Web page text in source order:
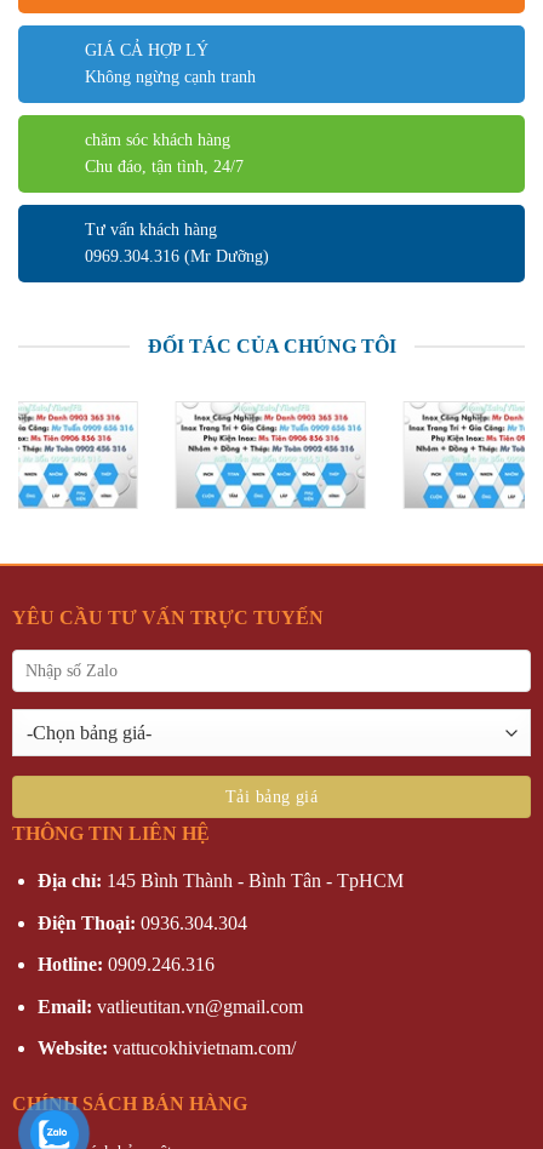
GIÁ CẢ HỢP LÝ
Không ngừng cạnh tranh
chăm sóc khách hàng
Chu đáo, tận tình, 24/7
Tư vấn khách hàng
0969.304.316 (Mr Dưỡng)
ĐỐI TÁC CỦA CHÚNG TÔI
YÊU CẦU TƯ VẤN TRỰC TUYẾN
THÔNG TIN LIÊN HỆ
Địa chỉ: 145 Bình Thành - Bình Tân - TpHCM
Điện Thoại: 0936.304.304
Hotline: 0909.246.316
Email: vatlieutitan.vn@gmail.com
Website: vattucokhivietnam.com/
CHÍNH SÁCH BÁN HÀNG